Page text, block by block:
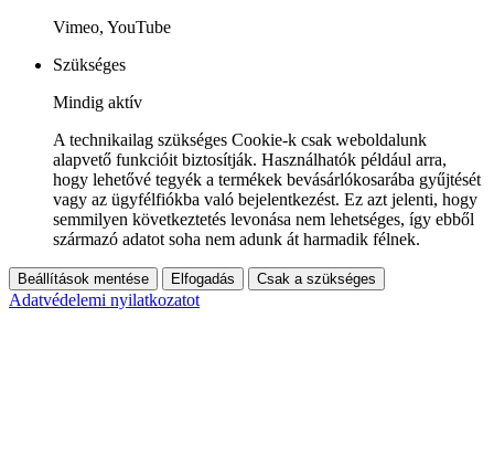
Vimeo, YouTube
Szükséges
Mindig aktív
A technikailag szükséges Cookie-k csak weboldalunk
alapvető funkcióit biztosítják. Használhatók például arra,
hogy lehetővé tegyék a termékek bevásárlókosarába gyűjtését
vagy az ügyfélfiókba való bejelentkezést. Ez azt jelenti, hogy
semmilyen következtetés levonása nem lehetséges, így ebből
származó adatot soha nem adunk át harmadik félnek.
Beállítások mentése Elfogadás Csak a szükséges
Adatvédelemi nyilatkozatot